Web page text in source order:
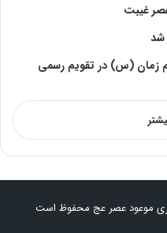
زمان (س) در تقویم رسمی
موعود عصر عج محفوظ است